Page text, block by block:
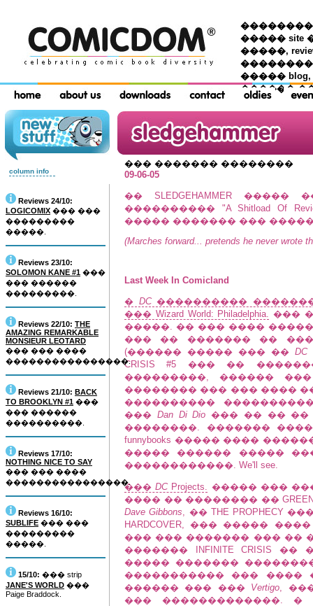
���������
����� site
�����,
����� blog,
������
column info
Reviews 24/10:
LOGICOMIX ��� ���
���������
�����.
Reviews 23/10:
SOLOMON KANE #1 ���
��� ������
���������.
Reviews 22/10: THE
AMAZING REMARKABLE
MONSIEUR LEOTARD
��� ��� ����
����������������.
Reviews 21/10: BACK
TO BROOKLYN #1 ���
��� ������
����������.
Reviews 17/10:
NOTHING NICE TO SAY
��� ��� ����
����������������.
Reviews 16/10:
SUBLIFE ��� ���
���������
�����.
15/10: ��� strip
JANE'S WORLD ���
Paige Braddock.
��� ������� ��������
09-06-05
�� SLEDGEHAMMER
���������� "A Shitload Of
����� ������� ���
(Marches forward... pretends he never wrote
Last Week In Comicland
� DC���������� �������
��� Wizard World: Philadelphia. ���
�����. �� ��� ����
��� �� ������� ��
(������ ����� ��� �� DC
CRISIS #5 ��� ��
���������, ������
�������� ��� ��� ���� ���
����������
��� Dan Di Dio ��� �� �� ��
��������. ������� ����
funnybooks ����� ����
����� ������ �����
������������. We'll see.
���DCProjects. ����� ���
���� �� �������� �� GREEN
Dave Gibbons, �� THE PROPHECY
HARDCOVER, ��� �����
��� ��� ������� ��� ��
������� INFINITE CRISIS
����� �������
����������� ��� ���� ��
������ ��� ��� Vertigo,
��� �������������. �